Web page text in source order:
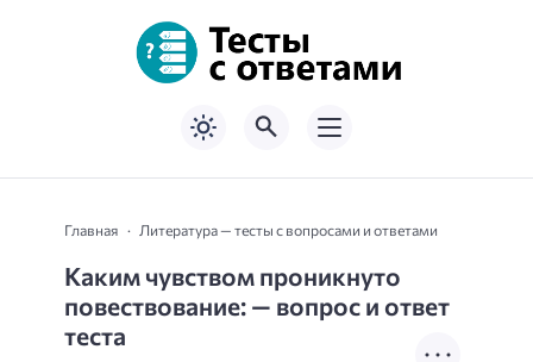
Главная Литература — тесты с вопросами и ответами
Каким чувством проникнуто
повествование: — вопрос и ответ
теста